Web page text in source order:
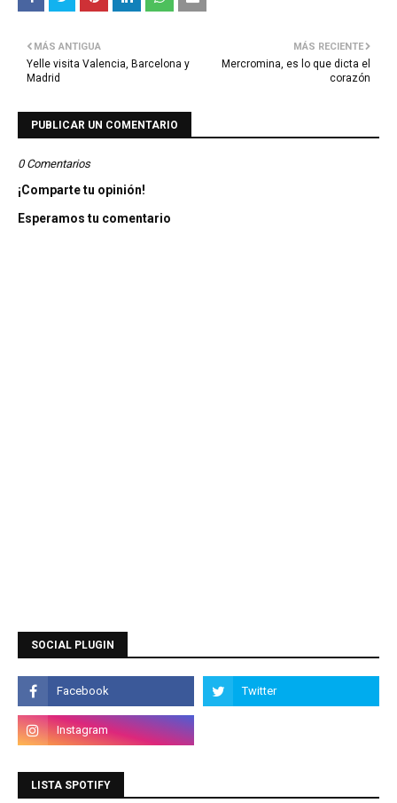
MÁS RECIENTE
Mercromina, es lo que dicta el
corazón
MÁS ANTIGUA
Yelle visita Valencia, Barcelona y
Madrid
PUBLICAR UN COMENTARIO
0 Comentarios
¡Comparte tu opinión!
Esperamos tu comentario
SOCIAL PLUGIN
LISTA SPOTIFY